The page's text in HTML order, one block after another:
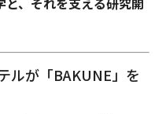
ルが「BAKUNE」を